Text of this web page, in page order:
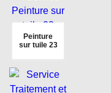
Peinture
sur tuile 23